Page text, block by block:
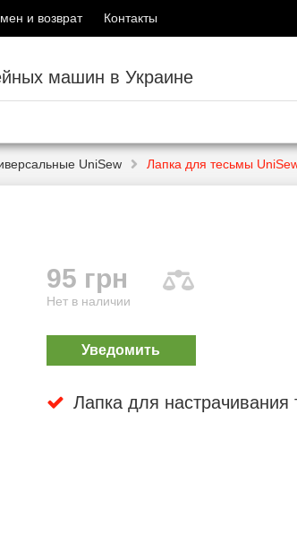
и возврат Контакты
машин в Украине
UniSew Лапка для тесьмы
95 грн
Нет в наличии
Уведомить
Лапка для настрачивания